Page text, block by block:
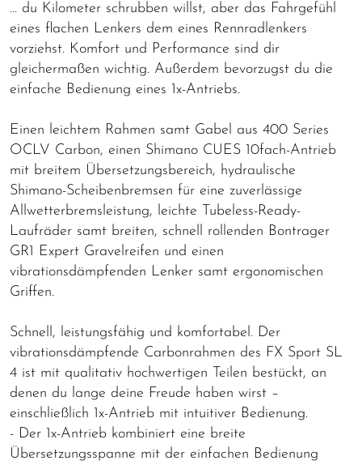
… du Kilometer schrubben willst, aber das Fahrgefühl
eines flachen Lenkers dem eines Rennradlenkers
vorziehst. Komfort und Performance sind dir
gleichermaßen wichtig. Außerdem bevorzugst du die
einfache Bedienung eines 1x-Antriebs.
Einen leichtem Rahmen samt Gabel aus 400 Series
OCLV Carbon, einen Shimano CUES 10fach-Antrieb
mit breitem Übersetzungsbereich, hydraulische
Shimano-Scheibenbremsen für eine zuverlässige
Allwetterbremsleistung, leichte Tubeless-Ready-
Laufräder samt breiten, schnell rollenden Bontrager
GR1 Expert Gravelreifen und einen
vibrationsdämpfenden Lenker samt ergonomischen
Griffen.
Schnell, leistungsfähig und komfortabel. Der
vibrationsdämpfende Carbonrahmen des FX Sport SL
4 ist mit qualitativ hochwertigen Teilen bestückt, an
denen du lange deine Freude haben wirst –
einschließlich 1x-Antrieb mit intuitiver Bedienung.
- Der 1x-Antrieb kombiniert eine breite
Übersetzungsspanne mit der einfachen Bedienung